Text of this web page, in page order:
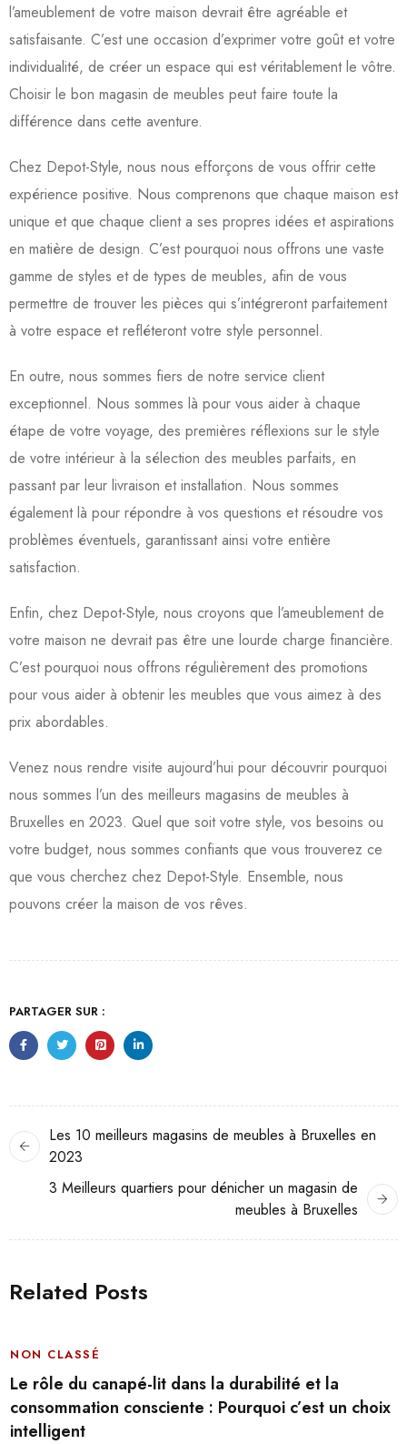
l’ameublement de votre maison devrait être agréable et
satisfaisante. C’est une occasion d’exprimer votre goût et votre
individualité, de créer un espace qui est véritablement le vôtre.
Choisir le bon magasin de meubles peut faire toute la
différence dans cette aventure.
Chez Depot-Style, nous nous efforçons de vous offrir cette
expérience positive. Nous comprenons que chaque maison est
unique et que chaque client a ses propres idées et aspirations
en matière de design. C’est pourquoi nous offrons une vaste
gamme de styles et de types de meubles, afin de vous
permettre de trouver les pièces qui s’intégreront parfaitement
à votre espace et refléteront votre style personnel.
En outre, nous sommes fiers de notre service client
exceptionnel. Nous sommes là pour vous aider à chaque
étape de votre voyage, des premières réflexions sur le style
de votre intérieur à la sélection des meubles parfaits, en
passant par leur livraison et installation. Nous sommes
également là pour répondre à vos questions et résoudre vos
problèmes éventuels, garantissant ainsi votre entière
satisfaction.
Enfin, chez Depot-Style, nous croyons que l’ameublement de
votre maison ne devrait pas être une lourde charge financière.
C’est pourquoi nous offrons régulièrement des promotions
pour vous aider à obtenir les meubles que vous aimez à des
prix abordables.
Venez nous rendre visite aujourd’hui pour découvrir pourquoi
nous sommes l’un des meilleurs magasins de meubles à
Bruxelles en 2023. Quel que soit votre style, vos besoins ou
votre budget, nous sommes confiants que vous trouverez ce
que vous cherchez chez Depot-Style. Ensemble, nous
pouvons créer la maison de vos rêves.
PARTAGER SUR :
Les 10 meilleurs magasins de meubles à Bruxelles en
2023
3 Meilleurs quartiers pour dénicher un magasin de
meubles à Bruxelles
Related Posts
NON CLASSÉ
Le rôle du canapé-lit dans la durabilité et la
consommation consciente : Pourquoi c’est un choix
intelligent